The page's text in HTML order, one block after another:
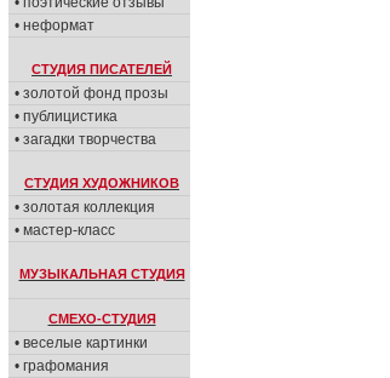
• неформат
СТУДИЯ ПИСАТЕЛЕЙ
• золотой фонд прозы
• публицистика
• загадки творчества
СТУДИЯ ХУДОЖНИКОВ
• золотая коллекция
• мастер-класс
МУЗЫКАЛЬНАЯ СТУДИЯ
СМЕХО-СТУДИЯ
• веселые картинки
• графомания